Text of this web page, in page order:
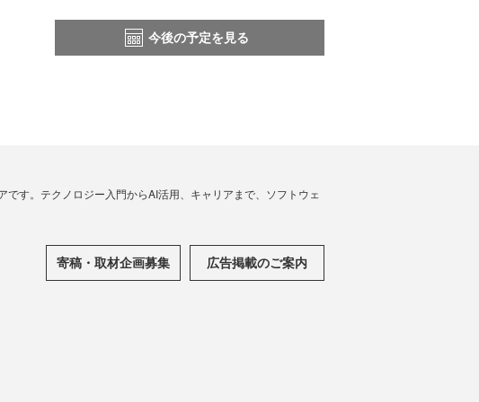
今後の予定を見る
す。テクノロジー入門からAI活用、キャリアまで、ソフトウェ
寄稿・取材企画募集 広告掲載のご案内